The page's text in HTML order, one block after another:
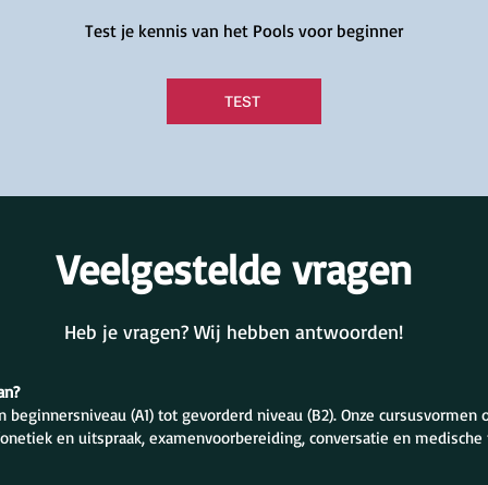
Test je kennis van het Pools voor beginner
TEST
Veelgestelde vragen
Heb je vragen? Wij hebben antwoorden!
beginnersniveau (A1) tot gevorderd niveau (B2). Onze
en uitspraak, examenvoorbereiding, conversatie en medische